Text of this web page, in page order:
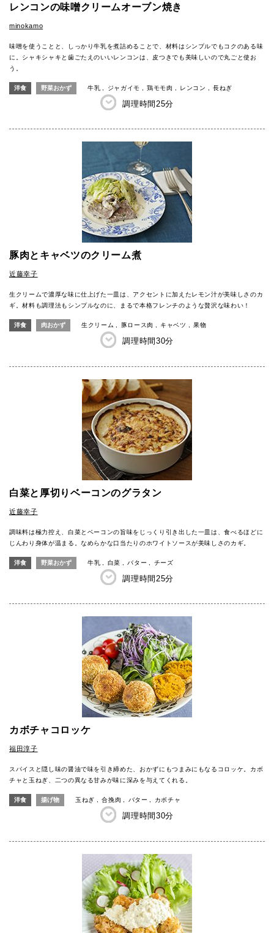
レンコンの味噌クリームオーブン焼き
minokamo
味噌を使うことと、しっかり牛乳を煮詰めることで、材料はシンプルでもコクのある味
に。シャキシャキと歯ごたえのいいレンコンは、皮つきでも美味しいので丸ごと使お
う。
洋食 野菜おかず 牛乳 ジャガイモ 鶏モモ肉 レンコン 長ねぎ
調理時間 25分
豚肉とキャベツのクリーム煮
近藤幸子
生クリームで濃厚な味に仕上げた一皿は、アクセントに加えたレモン汁が美味しさのカ
ギ。材料も調理法もシンプルなのに、まるで本格フレンチのような贅沢な味わい！
洋食 肉おかず 生クリーム 豚ロース肉 キャベツ 果物
調理時間30分
白菜と厚切りベーコンのグラタン
近藤幸子
調味料は極力控え、白菜とベーコンの旨味をじっくり引き出した一皿は、食べるほどに
じんわり身体が温まる。なめらかな口当たりのホワイトソースが美味しさのカギ。
洋食 野菜おかず 牛乳 白菜 バター チーズ
調理時間 25分
カボチャコロッケ
福田淳子
スパイスと隠し味の醤油で味を引き締めた、おかずにもつまみにもなるコロッケ。カボ
チャと玉ねぎ、二つの異なる甘みが味に深みを与えてくれる。
洋食 揚げ物 玉ねぎ 合挽肉 バター カボチャ
調理時間30分